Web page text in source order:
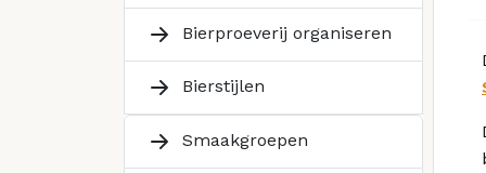
Bierproeverij organiseren
Bierstijlen
Smaakgroepen